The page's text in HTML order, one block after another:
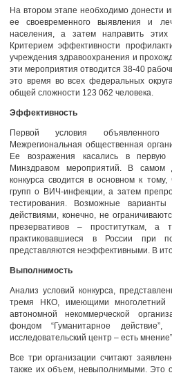
На втором этапе необходимо
ее своевременного выявления и
населения, а затем направить
Критерием эффективности
учреждения здравоохранения и
эти мероприятия отводится 38-40
это время во всех федеральных
общей сложности 123 062 человека.
Эффективность
Первой условия объявленного
Межрегиональная общественная
Ее возражения касались в первую
Минздравом мероприятий. В самом
конкурса сводится в основном к
групп о ВИЧ-инфекции, а затем
тестирования. Возможные
действиями, конечно, не
презервативов – проституткам, а
практиковавшиеся в России при
представляются неэффективными. В
Выполнимость
Анализ условий конкурса,
тремя НКО, имеющими многолетний
автономной некоммерческой
фондом “Гуманитарное действие”,
исследовательский центр – есть мнение”.
Все три организации считают
также их объем, невыполнимыми. Это